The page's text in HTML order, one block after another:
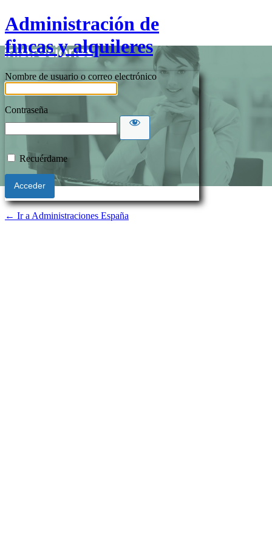
Administración de
fincas y alquileres
Nombre de usuario o correo electrónico
Contraseña
Recuérdame
← Ir a Administraciones España